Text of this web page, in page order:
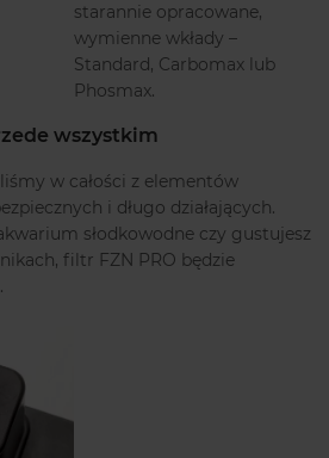
starannie opracowane,
wymienne wkłady –
Standard, Carbomax lub
Phosmax.
wszystkim
w całości z elementów
i długo działających.
słodkowodne czy gustujesz
filtr FZN PRO będzie